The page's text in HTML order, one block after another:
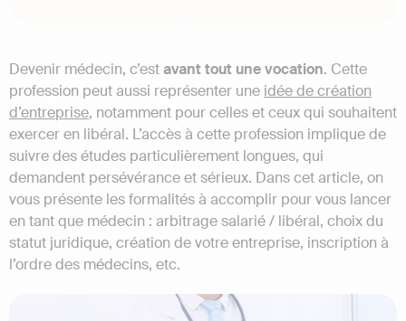
Devenir médecin, c’estavant tout une vocation. Cette
profession peut aussi représenter une idée de création
d’entreprise, notamment pour celles et ceux qui souhaitent
exercer en libéral. L’accès à cette profession implique de
suivre des études particulièrement longues, qui
demandent persévérance et sérieux. Dans cet article, on
vous présente les formalités à accomplir pour vous lancer
en tant que médecin : arbitrage salarié / libéral, choix du
statut juridique, création de votre entreprise, inscription à
l’ordre des médecins, etc.